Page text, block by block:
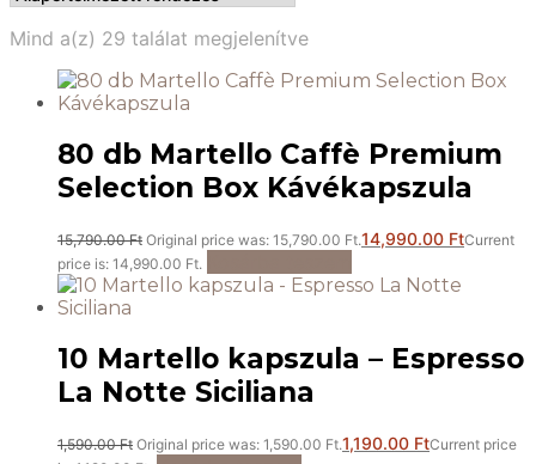
Mind a(z) 29 találat megjelenítve
80 db Martello Caffè Premium
Selection Box Kávékapszula
15,790.00Ft Original price was: 15,790.00 Ft.14,990.00 FtCurrent
price is: 14,990.00 Ft.
10 Martello kapszula – Espresso
La Notte Siciliana
1,590.00Ft Original price was: 1,590.00 Ft.1,190.00 FtCurrent price